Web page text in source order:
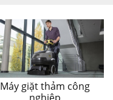
Máy giặt thảm công